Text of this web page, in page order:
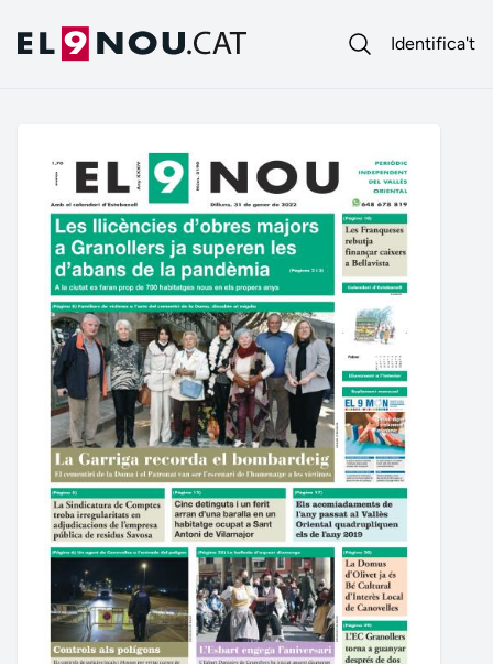
Identifica't